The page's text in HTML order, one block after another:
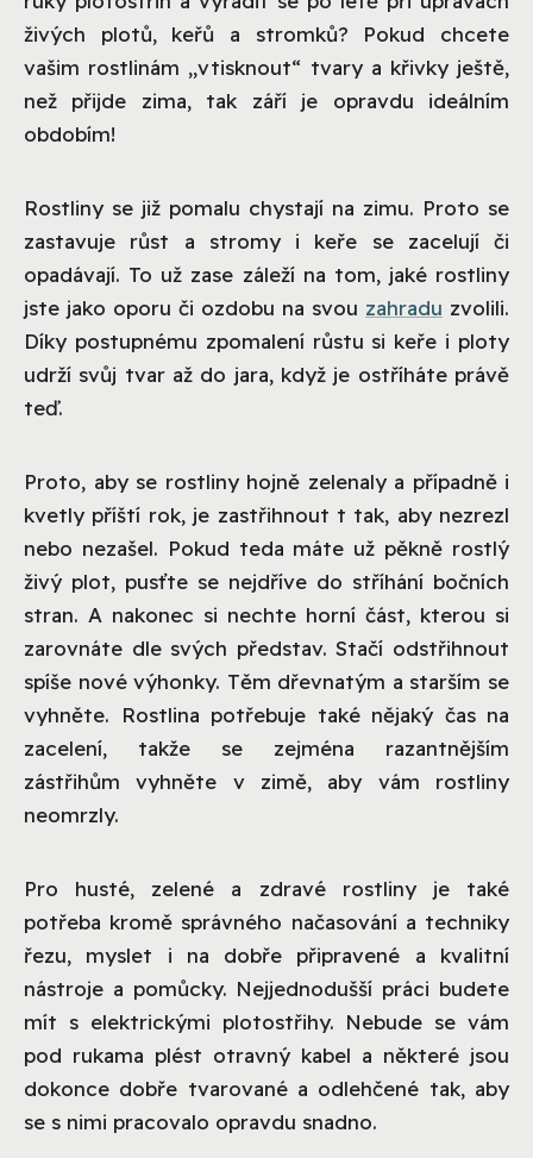
živých plotů, keřů a stromků? Pokud chcete
vašim rostlinám „vtisknout“ tvary a křivky ještě,
než přijde zima, tak září je opravdu ideálním
obdobím!
Rostliny se již pomalu chystají na zimu. Proto se
zastavuje růst a stromy i keře se zacelují či
opadávají. To už zase záleží na tom, jaké rostliny
jste jako oporu či ozdobu na svou zahradu zvolili.
Díky postupnému zpomalení růstu si keře i ploty
udrží svůj tvar až do jara, když je ostříháte právě
teď.
Proto, aby se rostliny hojně zelenaly a případně i
kvetly příští rok, je zastřihnout t tak, aby nezrezl
nebo nezašel. Pokud teda máte už pěkně rostlý
živý plot, pusťte se nejdříve do stříhání bočních
stran. A nakonec si nechte horní část, kterou si
zarovnáte dle svých představ. Stačí odstřihnout
spíše nové výhonky. Těm dřevnatým a starším se
vyhněte. Rostlina potřebuje také nějaký čas na
zacelení, takže se zejména razantnějším
zástřihům vyhněte v zimě, aby vám rostliny
neomrzly.
Pro husté, zelené a zdravé rostliny je také
potřeba kromě správného načasování a techniky
řezu, myslet i na dobře připravené a kvalitní
nástroje a pomůcky. Nejjednodušší práci budete
mít s elektrickými plotostřihy. Nebude se vám
pod rukama plést otravný kabel a některé jsou
dokonce dobře tvarované a odlehčené tak, aby
se s nimi pracovalo opravdu snadno.